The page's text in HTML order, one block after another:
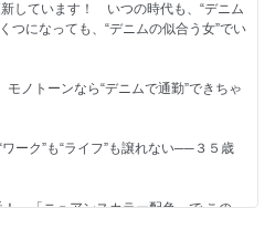
化部
ジック占い
る、春のUPDATE計画
『おしゃれ特ダネ』ノートブック
new york
って春、楽しんでます
が来る
番「３か月ワンピース」スライド術
“トレンチ”でつないでいます！
しています！ いつの時代も、“デニム
になっても、“デニムの似合う女”でい
ノトーンなら“デニムで通勤”できちゃ
ーク”も“ライフ”も譲れない──３５歳
！ 「ニュアンスカラー配色」で この